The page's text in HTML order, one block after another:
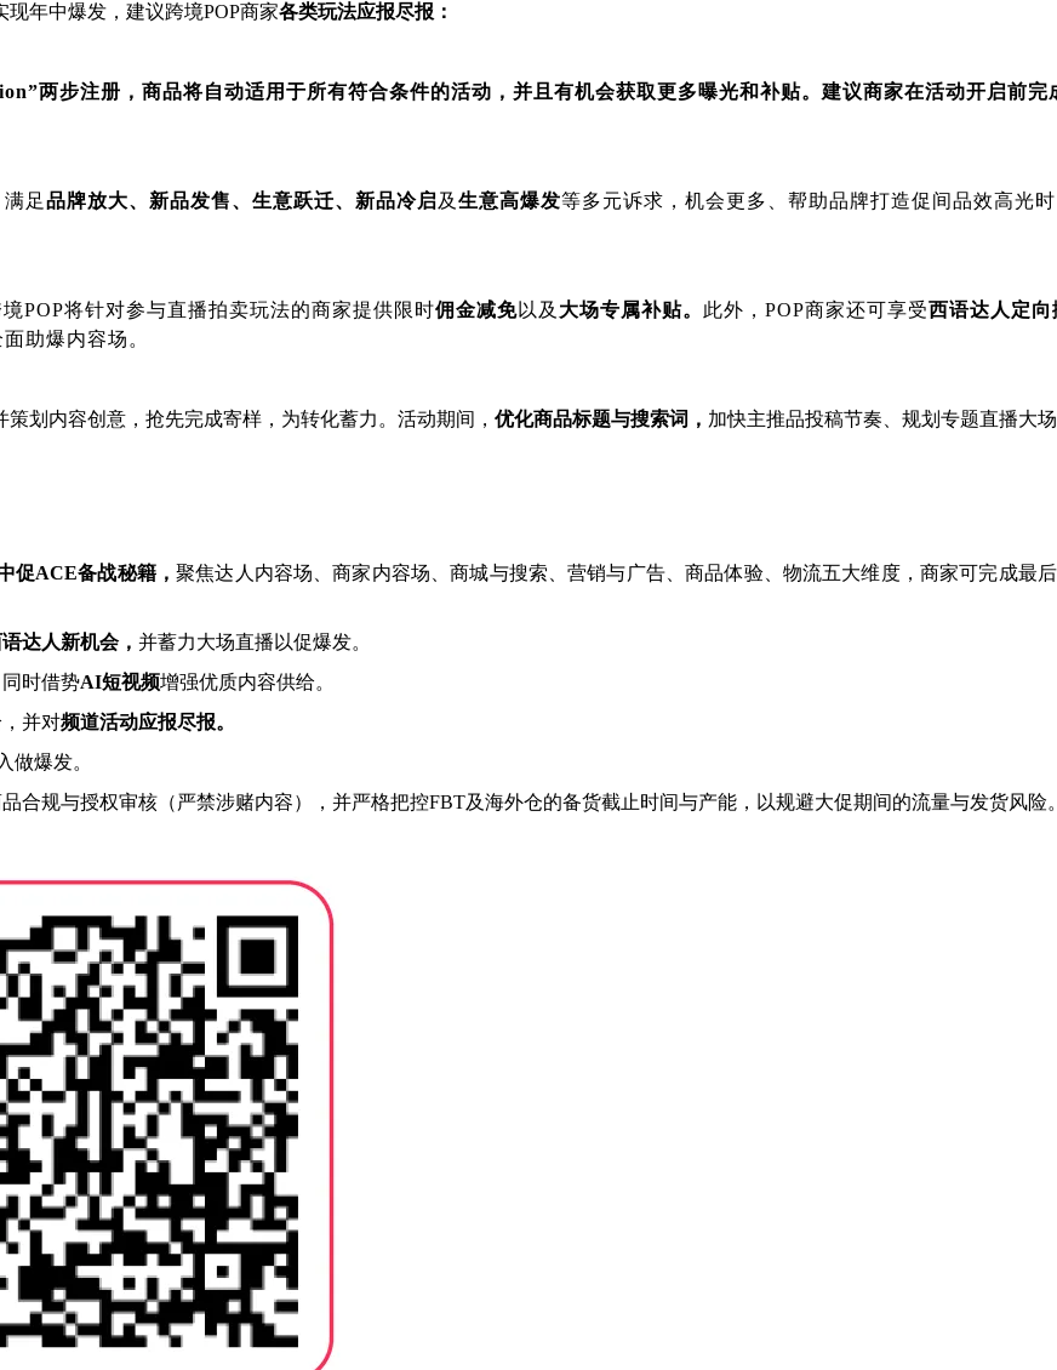
年中爆发，建议跨境POP商家各类玩法应报尽报：
两步注册，商品将自动适用于所有符合条件的活动，并且有机会获取更多曝光和补贴。建议商家在活动开启前完
足品牌放大、新品发售、生意跃迁、新品冷启及 生意高爆发等多元诉求，机会更多、帮助品牌打造促间品效高光时
POP将针对参与直播拍卖玩法的商家提供限时佣金减免以及 大场专属补贴。 此外，POP商家还可享受西语达人定向
助爆内容场。
策划内容创意，抢先完成寄样，为转化蓄力。活动期间， 优化商品标题与搜索词， 加快主推品投稿节奏、规划专题直播大
促ACE备战秘籍，聚焦达人内容场、商家内容场、商城与搜索、营销与广告、商品体验、物流五大维度，商家可完成最
达人新机会， 并蓄力大场直播以促爆发。
时借势AI短视频增强优质内容供给。
并对频道活动应报尽报。
做爆发。
合规与授权审核（严禁涉赌内容），并严格把控FBT及海外仓的备货截止时间与产能，以规避大促期间的流量与发货风险